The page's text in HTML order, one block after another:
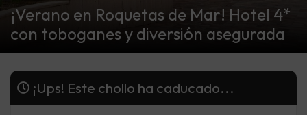
¡Verano en Roquetas de Mar! Hotel 4*
con toboganes y diversión asegurada
¡Ups! Este chollo ha caducado...